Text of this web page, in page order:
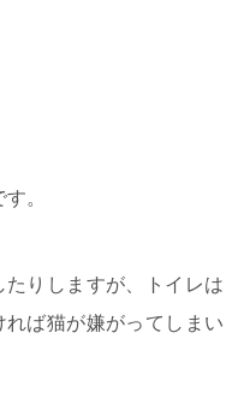
。
たりしますが、トイレは
ば猫が嫌がってしまい